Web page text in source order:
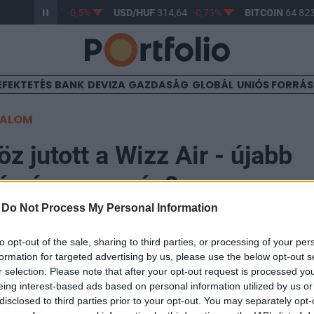
Do Not Process My Personal Information
opt-out of the sale, sharing to third parties, or processing of your
for targeted advertising by us, please use the below opt-out
selection. Please note that after your opt-out request is processed
interest-based ads based on personal information utilized by us
to third parties prior to your opt-out. You may separately
363,57 -0,5% USD/HUF314,64 -0,73% BITCOIN64
BANK DEVIZA GAZDASÁG GLOBÁL UNIÓS
jutott a Wizz Air - újabb
és nyereség?
2004 májusában felszálló Wizz Air a napokban
bejelentett 25 millió eurós (mintegy 6.1 mrd Ft-os)